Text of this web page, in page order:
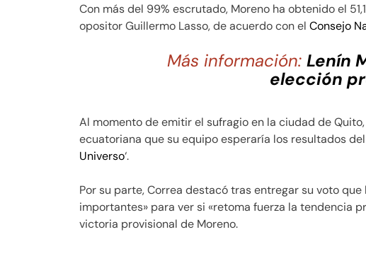
Con más del 99% escrutado, Moreno ha obtenido el
opositor Guillermo Lasso, de acuerdo con el Consejo
Más información: Lenín
elección
Al momento de emitir el sufragio en la ciudad de
ecuatoriana que su equipo esperaría los resultados del
Universo‘.
Por su parte, Correa destacó tras entregar su voto
importantes» para ver si «retoma fuerza la tendencia
victoria provisional de Moreno.